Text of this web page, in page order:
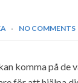
NO COMMENTS
komma på de